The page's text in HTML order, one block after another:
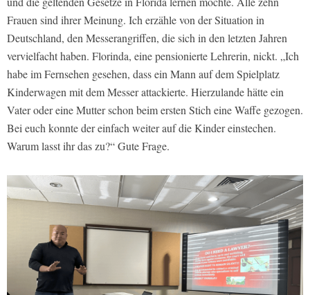
Frauen sind ihrer Meinung. Ich erzähle von der Situation in
Deutschland, den Messerangriffen, die sich in den letzten Jahren
vervielfacht haben. Florinda, eine pensionierte Lehrerin, nickt. „Ich
habe im Fernsehen gesehen, dass ein Mann auf dem Spielplatz
Kinderwagen mit dem Messer attackierte. Hierzulande hätte ein
Vater oder eine Mutter schon beim ersten Stich eine Waffe gezogen.
Bei euch konnte der einfach weiter auf die Kinder einstechen.
Warum lasst ihr das zu?“ Gute Frage.